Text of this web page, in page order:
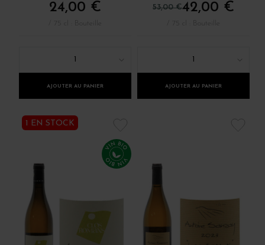
24,00 €
1
AJOUTER AU PANIER
53,00 €42,00 €
1
AJOUTER AU PANIER
1 EN STOCK